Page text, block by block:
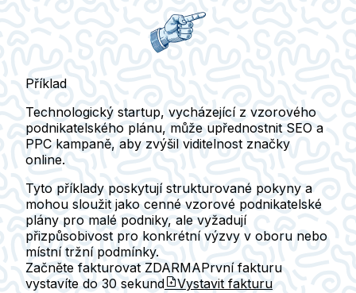
Příklad
Technologický startup, vycházející z vzorového
podnikatelského plánu, může upřednostnit SEO a
PPC kampaně, aby zvýšil viditelnost značky
online.
Tyto příklady poskytují strukturované pokyny a
mohou sloužit jako cenné vzorové podnikatelské
plány pro malé podniky, ale vyžadují
přizpůsobivost pro konkrétní výzvy v oboru nebo
místní tržní podmínky.
Začněte fakturovat ZDARMAPrvní fakturu
vystavíte do 30 sekund Vystavit fakturu